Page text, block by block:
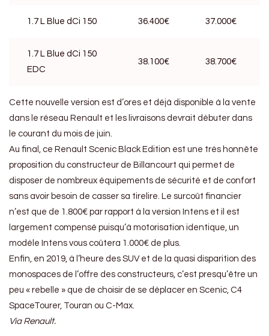
1.7 L Blue dCi 150 36.400€ 37.000€
1.7 L Blue dCi 150
EDC
38.100€ 38.700€
Cette nouvelle version est d’ores et déjà disponible à la vente
dans le réseau Renault et les livraisons devrait débuter dans
le courant du mois de juin.
Au final, ce Renault Scenic Black Edition est une très honnête
proposition du constructeur de Billancourt qui permet de
disposer de nombreux équipements de sécurité et de confort
sans avoir besoin de casser sa tirelire. Le surcoût financier
n’est que de 1.800€ par rapport à la version Intens et il est
largement compensé puisqu’à motorisation identique, un
modèle Intens vous coûtera 1.000€ de plus.
Enfin, en 2019, à l’heure des SUV et de la quasi disparition des
monospaces de l’offre des constructeurs, c’est presqu’être un
peu « rebelle » que de choisir de se déplacer en Scenic, C4
SpaceTourer, Touran ou C-Max.
Via Renault.